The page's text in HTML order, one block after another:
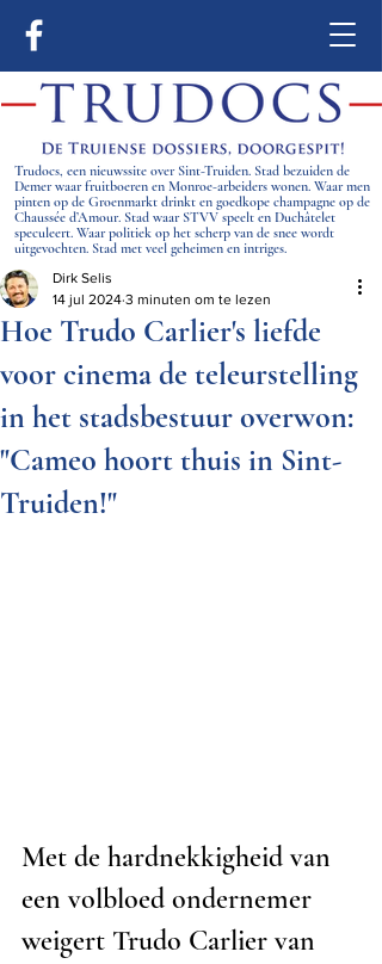
Trudocs, een nieuwssite over Sint-Truiden. Stad bezuiden de
Demer waar fruitboeren en Monroe-arbeiders wonen. Waar men
pinten op de Groenmarkt drinkt en goedkope champagne op de
Chaussée d’Amour. Stad waar STVV speelt en Duchâtelet
speculeert. Waar politiek op het scherp van de snee wordt
uitgevochten. Stad met veel geheimen en intriges.
Hoe Trudo Carlier's liefde
voor cinema de teleurstelling
in het stadsbestuur overwon:
"Cameo hoort thuis in Sint-
Truiden!"
Dirk Selis
14 jul 2024 3 minuten om te lezen
Met de hardnekkigheid van
een volbloed ondernemer
weigert Trudo Carlier van